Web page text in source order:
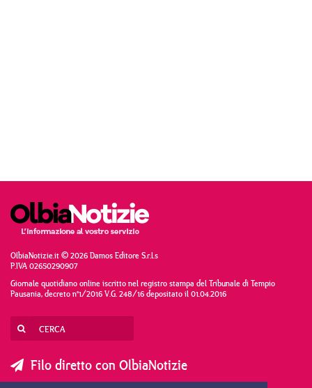
OlbiaNotizie.it © 2026 Damos Editore S.r.l.s
P.IVA 02650290907
Giornale quotidiano online iscritto nel registro stampa del Tribunale di Tempio
Pausania, decreto n°1/2016 V.G. 248/16 depositato il 01.04.2016
Filo diretto con OlbiaNotizie